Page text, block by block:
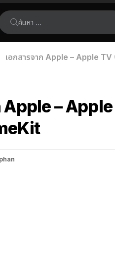
ค้นหา:
เอกสารจาก Apple – Apple
Apple –